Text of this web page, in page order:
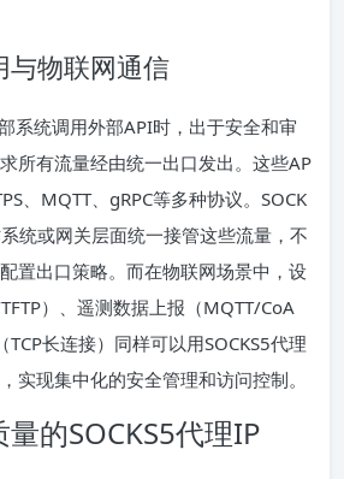
与物联网通信
系统调用外部API时，出于安全和审
所有流量经由统一出口发出。这些AP
、MQTT、gRPC等多种协议。SOCK
统或网关层面统一接管这些流量，不
置出口策略。而在物联网场景中，设
）、遥测数据上报（MQTT/CoA
长连接）同样可以用SOCKS5代理
实现集中化的安全管理和访问控制。
的SOCKS5代理IP